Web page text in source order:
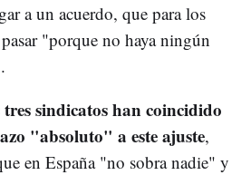
a un acuerdo, que para los
"porque no haya ningún
tres sindicatos han coincidido
"absoluto" a este ajuste,
en España "no sobra nadie" y